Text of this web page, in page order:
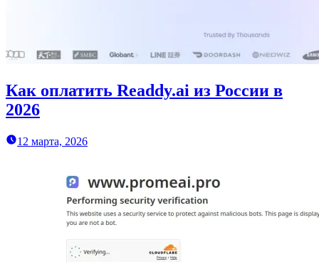
Как оплатить Readdy.ai из России в
2026
12 марта, 2026